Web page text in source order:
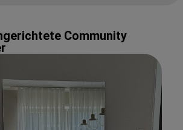
Community